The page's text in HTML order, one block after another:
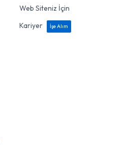
Web Siteniz İçin
Kariyer
İşe Alım